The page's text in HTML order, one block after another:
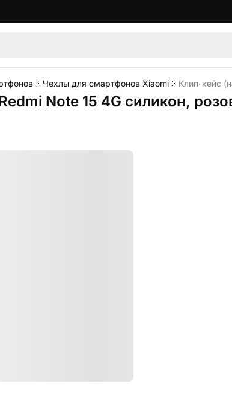
Чехлы для смартфонов Xiaomi Клип-кейс
Note 15 4G силикон,